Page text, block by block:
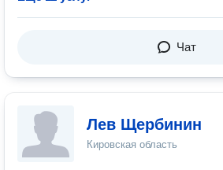
Чат
Лев Щербинин
Кировская область